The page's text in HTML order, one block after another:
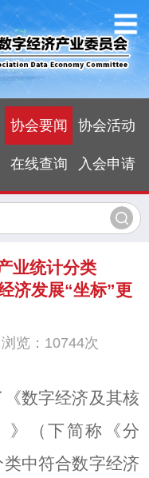
协会要闻 协会活动
在线查询 入会申请
业统计分类
发展“坐标”更
览：10744次
数字经济及其核
》（下简称《分
中符合数字经济